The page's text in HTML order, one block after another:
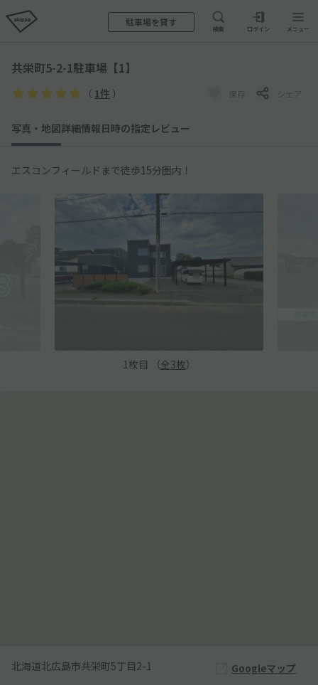
駐車場を貸す
検索 ログイン メニュー
共栄町5-2-1駐車場【1】
（ 1件 ） 保存 シェア
写真・地図詳細情報日時の指定 レビュー
エスコンフィールドまで徒歩15分圏内！
1 枚目 （全3枚）
北海道北広島市共栄町5丁目2-1 Googleマップ